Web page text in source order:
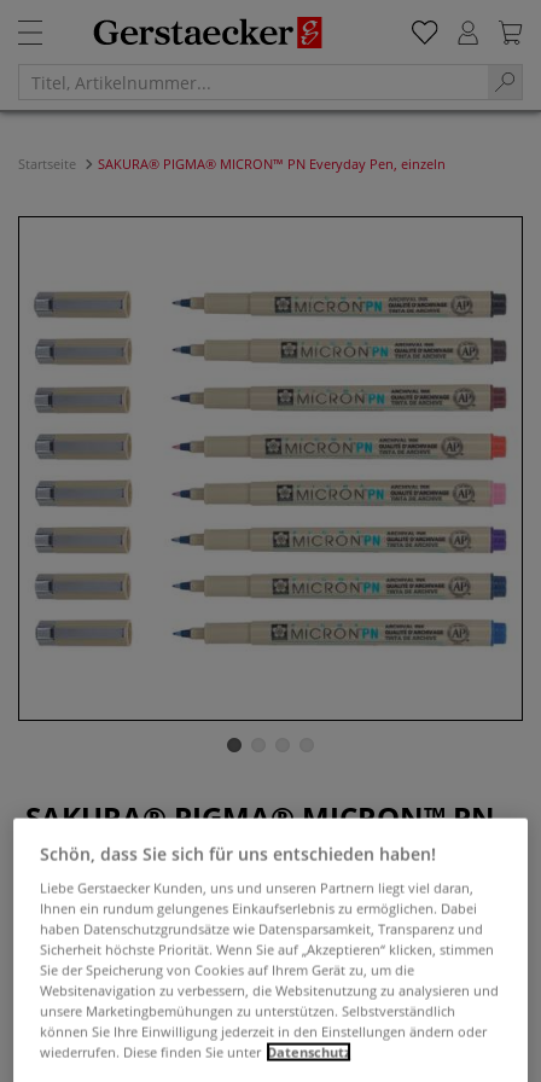
Startseite SAKURA® PIGMA® MICRON™ PN Everyday Pen, einzeln
SAKURA® PIGMA® MICRON™ PN
Everyday Pen, einzeln
3 Bewertungen
Der besonders glatte Tintenfluss zeichnet ihn perfekt für
Notizen, Schreib- und Schularbeiten, Bullet Journaling,
Handlettering, Mind-Mapping und Skizzen aus. Für Links-
sowie Rechtshänder. 0,4 mm - 0,5 mm Strichstärke, je nach
Handschrift.
Mehr
Schön, dass Sie sich für uns entschieden haben!
Liebe Gerstaecker Kunden, uns und unseren Partnern liegt viel daran,
Ihnen ein rundum gelungenes Einkaufserlebnis zu ermöglichen. Dabei
haben Datenschutzgrundsätze wie Datensparsamkeit, Transparenz und
Sicherheit höchste Priorität. Wenn Sie auf „Akzeptieren“ klicken, stimmen
Sie der Speicherung von Cookies auf Ihrem Gerät zu, um die
Websitenavigation zu verbessern, die Websitenutzung zu analysieren und
unsere Marketingbemühungen zu unterstützen. Selbstverständlich
können Sie Ihre Einwilligung jederzeit in den Einstellungen ändern oder
wiederrufen. Diese finden Sie unter Datenschutz